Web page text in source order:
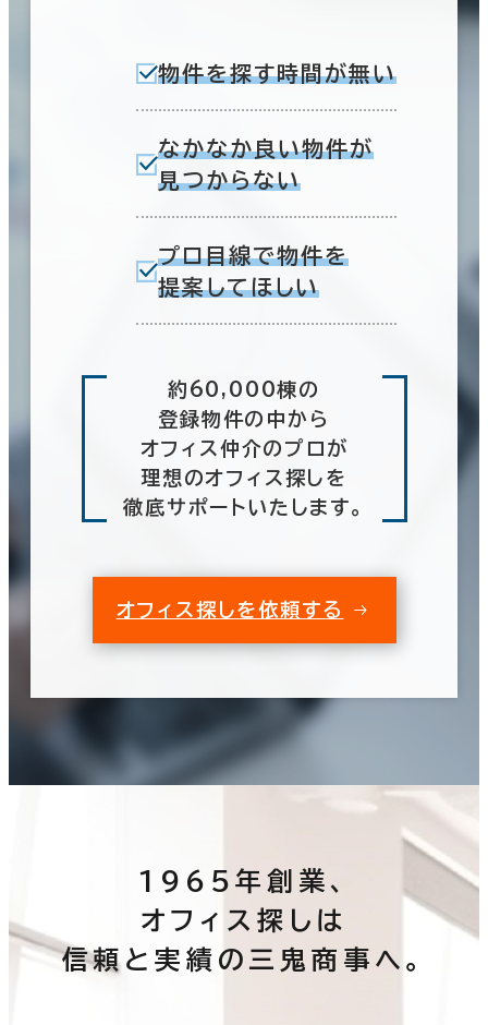
物件を探す時間が無い
なかなか良い物件が
見つからない
プロ目線で物件を
提案してほしい
約60,000棟の
登録物件の中から
オフィス仲介のプロが
理想のオフィス探しを
徹底サポートいたします。
オフィス探しを依頼する
1965年創業、
オフィス探しは
信頼と実績の三鬼商事へ。